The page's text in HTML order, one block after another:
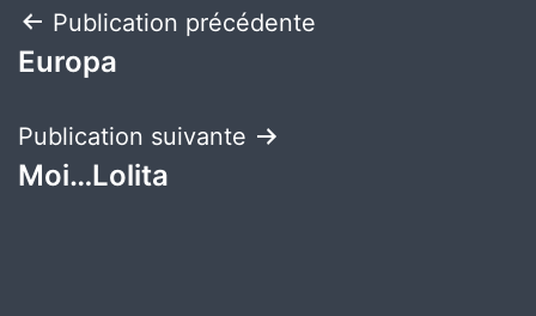
Navigation
de
l’article
Publication précédente
Europa
Publication suivante
Moi…Lolita